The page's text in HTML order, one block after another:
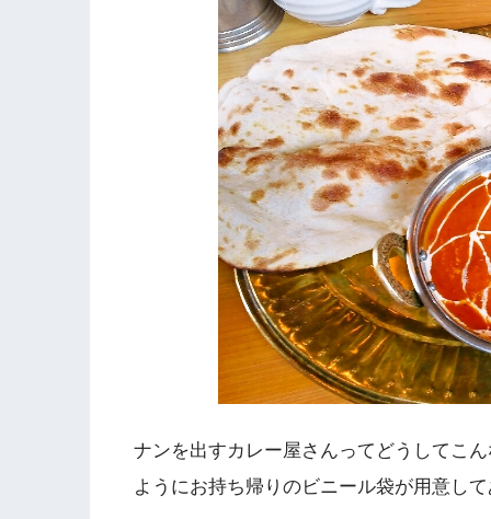
ナンを出すカレー屋さんってどうしてこ
ようにお持ち帰りのビニール袋が用意し